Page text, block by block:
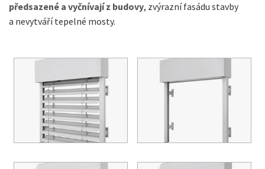
předsazené a vyčnívají z budovy, zvýrazní fasádu stavby
a nevytváří tepelné mosty.